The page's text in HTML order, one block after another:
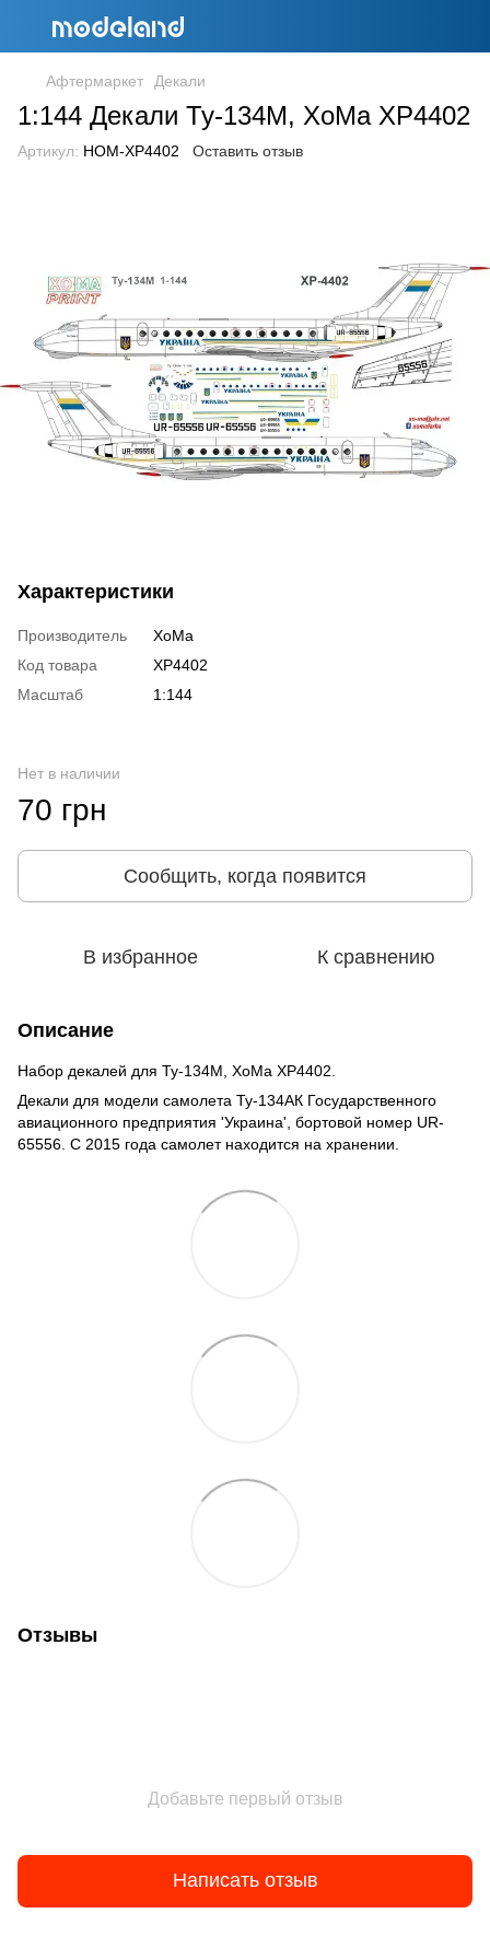
Афтермаркет Декали
1:144 Декали Ту-134М, ХоМа XP4402
Артикул: HOM-XP4402 Оставить отзыв
Характеристики
Производитель
ХоМа
Код товара
XP4402
Масштаб
1:144
Нет в наличии
70 грн
Сообщить, когда появится
В избранное К сравнению
Описание
Набор декалей для Ту-134М, ХоМа XP4402.
Декали для модели самолета Ту-134АК Государственного
авиационного предприятия 'Украина', бортовой номер UR-
65556. С 2015 года самолет находится на хранении.
Отзывы
Добавьте первый отзыв
Написать отзыв